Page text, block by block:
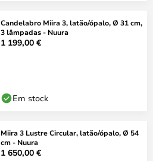
Candelabro Miira 3, latão/ópalo, Ø 31 cm,
3 lâmpadas - Nuura
1 199,00 €
Em stock
Miira 3 Lustre Circular, latão/ópalo, Ø 54
cm - Nuura
1 650,00 €